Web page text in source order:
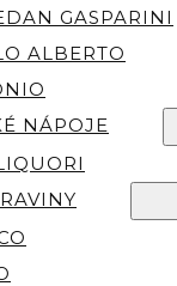
GASPARINI
ALBERTO
NÁPOJE